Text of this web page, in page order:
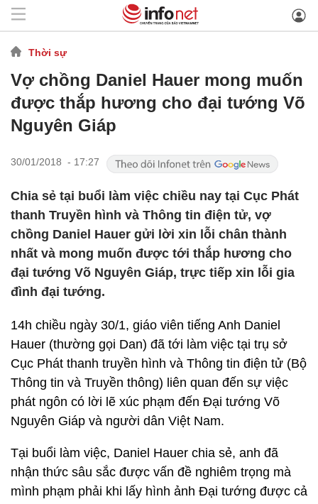
Thời sự
Vợ chồng Daniel Hauer mong muốn
được thắp hương cho đại tướng Võ
Nguyên Giáp
30/01/2018 - 17:27
Chia sẻ tại buổi làm việc chiều nay tại Cục Phát
thanh Truyền hình và Thông tin điện tử, vợ
chồng Daniel Hauer gửi lời xin lỗi chân thành
nhất và mong muốn được tới thắp hương cho
đại tướng Võ Nguyên Giáp, trực tiếp xin lỗi gia
đình đại tướng.
14h chiều ngày 30/1, giáo viên tiếng Anh Daniel
Hauer (thường gọi Dan) đã tới làm việc tại trụ sở
Cục Phát thanh truyền hình và Thông tin điện tử (Bộ
Thông tin và Truyền thông) liên quan đến sự việc
phát ngôn có lời lẽ xúc phạm đến Đại tướng Võ
Nguyên Giáp và người dân Việt Nam.
Tại buổi làm việc, Daniel Hauer chia sẻ, anh đã
nhận thức sâu sắc được vấn đề nghiêm trọng mà
mình phạm phải khi lấy hình ảnh Đại tướng được cả